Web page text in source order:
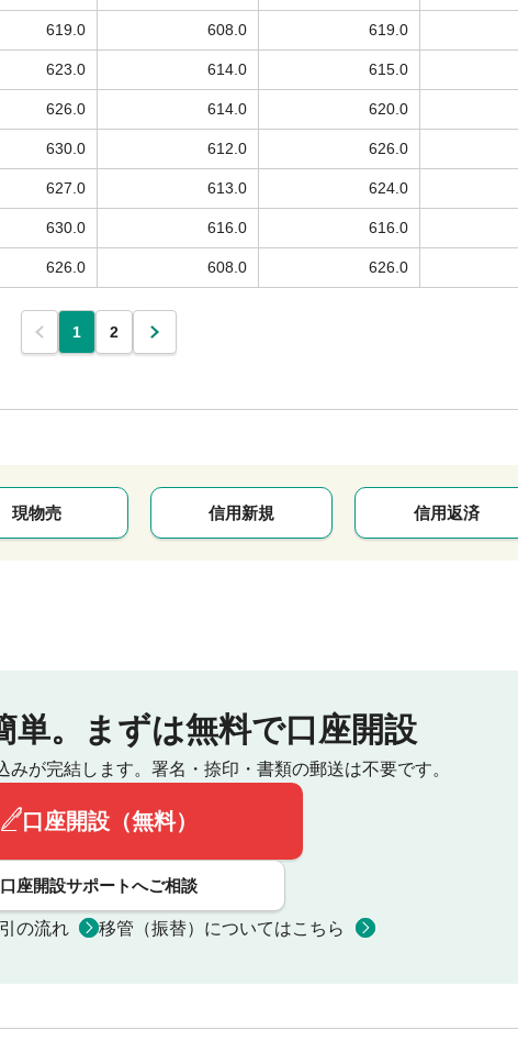
619.0 608.0 619.0
623.0 614.0 615.0
626.0 614.0 620.0
630.0 612.0 626.0
627.0 613.0 624.0
630.0 616.0 616.0
626.0 608.0 626.0
1 2
現物売 信用新規 信用返済
。 まずは無料で口座開設
が完結します。 署名・捺印・書類の郵送は不要です。
口座開設（無料）
口座開設サポートへご相談
の流れ 移管（振替）についてはこちら